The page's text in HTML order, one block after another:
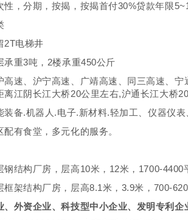
性，分期，按揭，按揭首付30%贷款年限
2T电梯井
承重3吨，2楼承重450公斤
高速、沪宁高速、广靖高速、同三高速、
离江阴长江大桥20公里左右,沪通长江大桥
装备.机器人.电子.新材料.轻加工、仪器仪表
配有食堂，多元化的服务。
钢结构厂房，层高10米，12米，1700-
框架结构厂房，层高8.1米，3.9米，700-
、外资企业、科技型中小企业、发明专利企